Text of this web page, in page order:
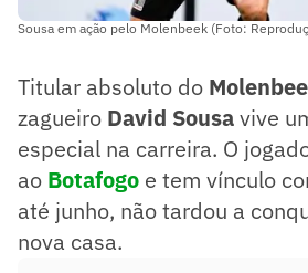
Sousa em ação pelo Molenbeek (Foto:
Titular absoluto do
zagueiro David Sousavive
especial na carreira. O
ao Botafogo e tem vínculo
até junho, não tardou a
nova casa.